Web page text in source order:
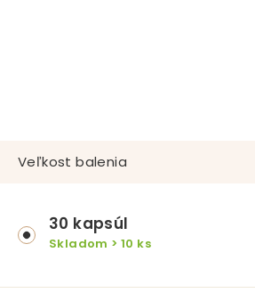
Veľkost balenia
30 kapsúl
Skladom > 10 ks